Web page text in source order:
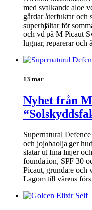
med svalkande aloe
gårdar återfuktar och
superhjältar för
och vd på M Picaut
lugnar, reparerar
13 mar
Nyhet från
Supernatural
och jojobaolja ger
slätar ut fina linjer
foundation, SPF 30
Picaut, grundare och
Lagom till vårens